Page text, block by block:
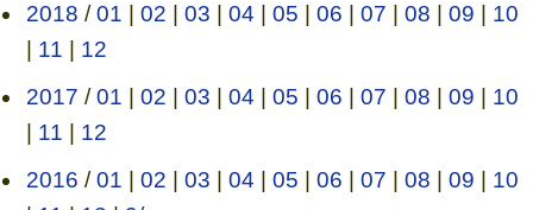
2018 /01 | 02 | 03 | 04 | 05 | 06 | 07 | 08 | 09 | 10
| 11 | 12
2017 /01 | 02 | 03 | 04 | 05 | 06 | 07 | 08 | 09 | 10
| 11 | 12
2016 /01 | 02 | 03 | 04 | 05 | 06 | 07 | 08 | 09 | 10